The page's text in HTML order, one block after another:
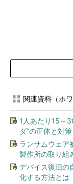
関連資料（ホ
1人あたり15～
ダ”の正体と対策
ランサムウェア
製作所の取り組
デバイス復旧の
化する方法とは